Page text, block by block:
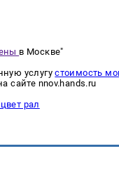
в Москве"
услугустоимость
сайте nnov.hands.ru
рал